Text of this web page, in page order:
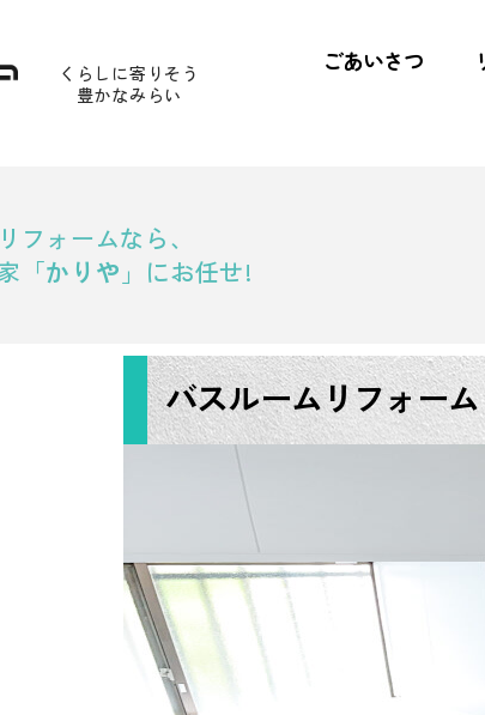
フォームなら、
「かりや 」にお任せ!
くらしに寄りそう
豊かなみらい
ごあいさつ
バスルームリフォー